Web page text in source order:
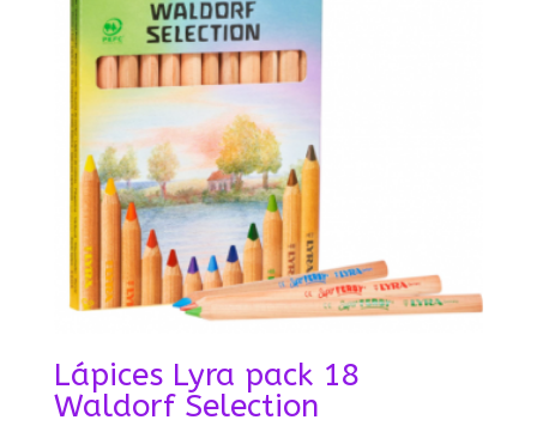
Lápices Lyra pack 18
Waldorf Selection